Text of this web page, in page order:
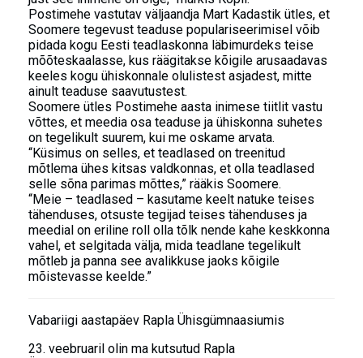
Postimehe vastutav väljaandja Mart Kadastik ütles, et
Soomere tegevust teaduse populariseerimisel võib
pidada kogu Eesti teadlaskonna läbimurdeks teise
mõõteskaalasse, kus räägitakse kõigile arusaadavas
keeles kogu ühiskonnale olulistest asjadest, mitte
ainult teaduse saavutustest.
Soomere ütles Postimehe aasta inimese tiitlit vastu
võttes, et meedia osa teaduse ja ühiskonna suhetes
on tegelikult suurem, kui me oskame arvata.
“Küsimus on selles, et teadlased on treenitud
mõtlema ühes kitsas valdkonnas, et olla teadlased
selle sõna parimas mõttes,” rääkis Soomere.
“Meie – teadlased – kasutame keelt natuke teises
tähenduses, otsuste tegijad teises tähenduses ja
meedial on eriline roll olla tõlk nende kahe keskkonna
vahel, et selgitada välja, mida teadlane tegelikult
mõtleb ja panna see avalikkuse jaoks kõigile
mõistevasse keelde.”
Vabariigi aastapäev Rapla Ühisgümnaasiumis
23. veebruaril olin ma kutsutud Rapla